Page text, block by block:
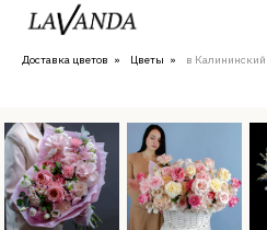
Доставка цветов » Цветы » в Калининский
В корзинах В коробках
Цветы с доставкой